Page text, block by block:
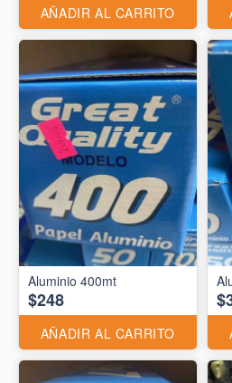
AÑADIR AL CARRITO
Aluminio 400mt
$248
AÑADIR AL CARRITO